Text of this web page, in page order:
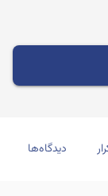
دیدگاه‌ها